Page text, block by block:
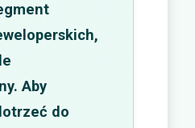
Aby
do